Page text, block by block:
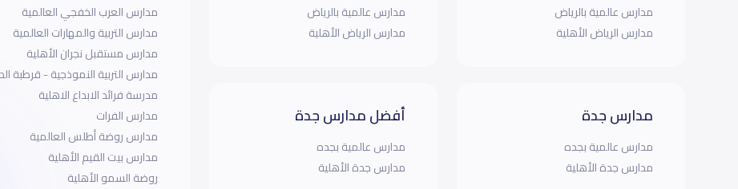
مدارس عالمية بالرياض
مدارس الرياض الأهلية
مدارس جدة
مدارس عالمية بجده
مدارس جدة الأهلية
مدارس عالمية بالرياض
مدارس الرياض الأهلية
أفضل مدارس جدة
مدارس عالمية بجده
مدارس جدة الأهلية
مدارس العرب الخفجي العالمية
مدارس التربية والمهارات العالمية
مدارس مستقبل نجران الأهلية
مدارس التربية النموذجية - قرطبة
مدرسة فرائد الابداع الاهلية
مدارس الفرات
مدارس روضة أطلس العالمية
مدارس بيت القيم الأهلية
روضة السمو الأهلية